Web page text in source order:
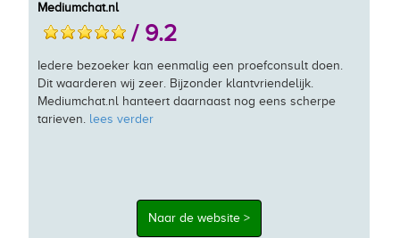
Mediumchat.nl
/ 9.2
Iedere bezoeker kan eenmalig een proefconsult doen.
Dit waarderen wij zeer. Bijzonder klantvriendelijk.
Mediumchat.nl hanteert daarnaast nog eens scherpe
tarieven. lees verder
Naar de website >